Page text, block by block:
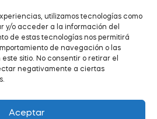
utilizamos tecnologías como
y/o acceder a la información del
de estas tecnologías nos permitirá
de navegación o las
sitio. No consentir o retirar el
negativamente a ciertas
Aceptar
y Reembolsos
plazos de entrega
Privacidad y Cookies
de servicio